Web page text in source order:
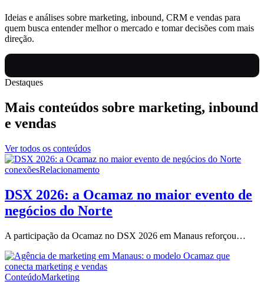
Ideias e análises sobre marketing, inbound, CRM e vendas para
quem busca entender melhor o mercado e tomar decisões com mais
direção.
Destaques
Mais conteúdos sobre marketing, inbound
e vendas
Ver todos os conteúdos
conexõesRelacionamento
DSX 2026: a Ocamaz no maior evento de
negócios do Norte
A participação da Ocamaz no DSX 2026 em Manaus reforçou…
ConteúdoMarketing